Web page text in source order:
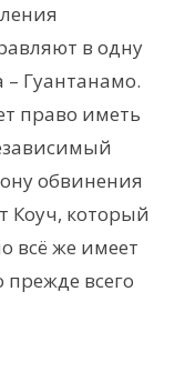
в одну
Гуантанамо.
право иметь
обвинения
Коуч, который
всё же имеет
всего